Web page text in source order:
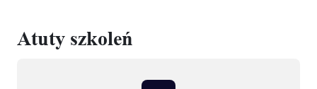
Atuty szkoleń